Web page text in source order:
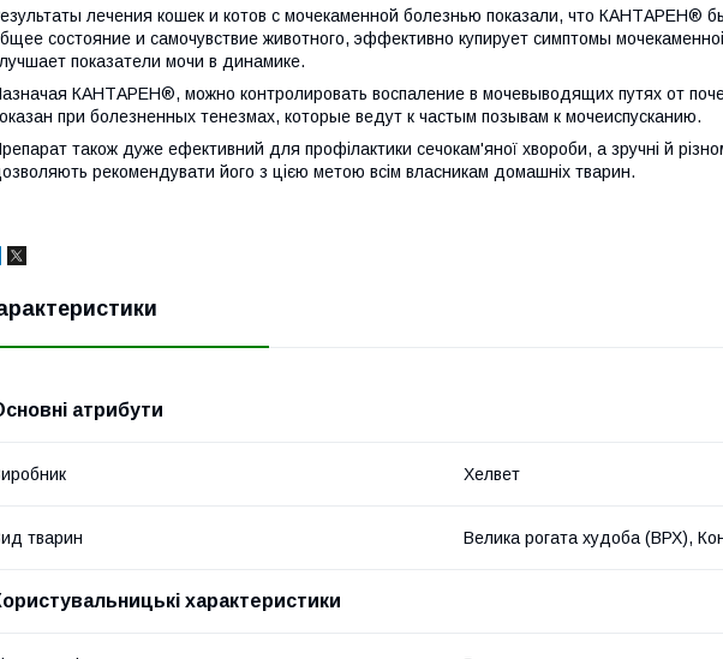
лечения кошек и котов с мочекаменной болезнью показали, что КАНТАРЕН®
состояние и самочувствие животного, эффективно купирует симптомы
показатели мочи в динамике.
КАНТАРЕН®, можно контролировать воспаление в мочевыводящих путях от
при болезненных тенезмах, которые ведут к частым позывам к мочеиспусканию.
також дуже ефективний для профілактики сечокам'яної хвороби, а зручні й
рекомендувати його з цією метою всім власникам домашніх тварин.
атрибути
Хелвет
тварин Велика рогата худоба (ВРХ),
характеристики